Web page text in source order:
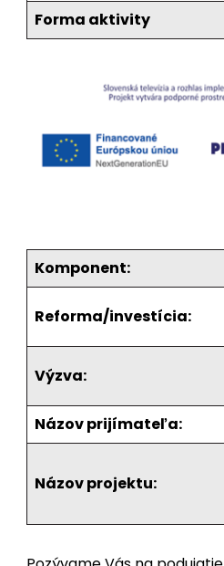
Forma aktivity
Komponent:
Reforma/investícia:
Výzva:
Názov prijímateľa:
Názov projektu: